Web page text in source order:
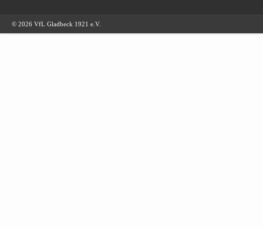
© 2026 VfL Gladbeck 1921 e.V.